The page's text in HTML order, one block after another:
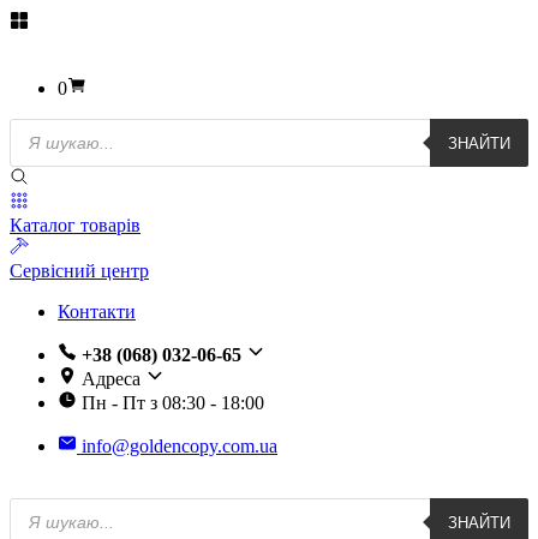
0
Пошук
товарів
ЗНАЙТИ
Каталог товарів
Сервісний центр
Контакти
+38 (068) 032-06-65
Адреса
Пн - Пт з 08:30 - 18:00
info@goldencopy.com.ua
Пошук
товарів
ЗНАЙТИ